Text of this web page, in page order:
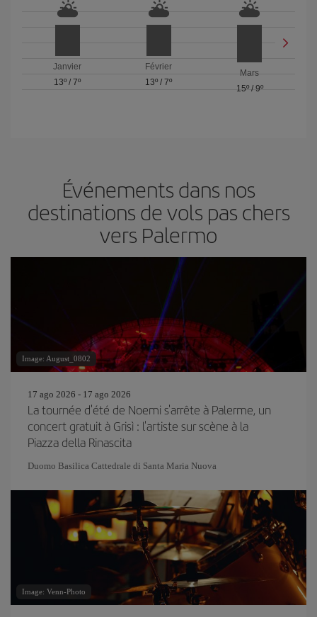
Janvier
13º /7º
Février
13º / 7º
Mars
15º/ 9º
Événements dans nos
destinations de vols pas chers
vers Palermo
Image: August_0802
17 ago 2026 - 17 ago 2026
La tournée d'été de Noemi s'arrête à Palerme, un
concert gratuit à Grisì : l'artiste sur scène à la
Piazza della Rinascita
Duomo Basilica Cattedrale di Santa Maria Nuova
Image: Venn-Photo